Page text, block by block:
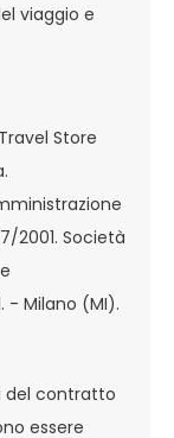
viaggio e
Store
2001. Società
- Milano (MI).
del contratto
essere